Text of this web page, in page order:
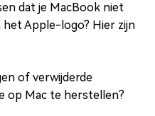
dat je MacBook niet
Apple-logo? Hier zijn
of verwijderde
op Mac te herstellen?